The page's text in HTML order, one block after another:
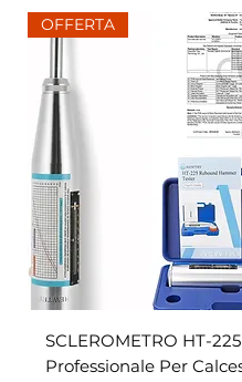
OFFERTA
SCLEROMETRO HT-225
Professionale Per